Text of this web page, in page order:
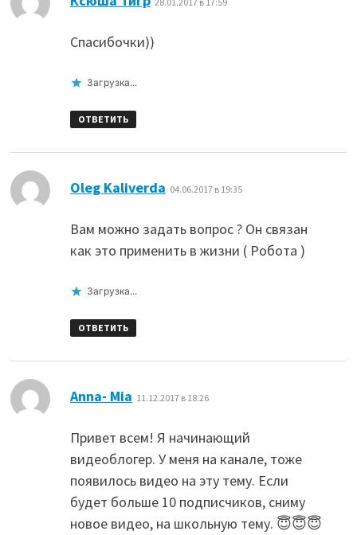
Спасибочки))
Загрузка...
ОТВЕТИТЬ
Oleg Kaliverda 04.06.2017 в 19:35
Вам можно задать вопрос ? Он связан
как это применить в жизни ( Робота )
Загрузка...
ОТВЕТИТЬ
Anna- Mia 11.12.2017 в 18:26
Привет всем! Я начинающий
видеоблогер. У меня на канале, тоже
появилось видео на эту тему. Если
будет больше 10 подписчиков, сниму
новое видео, на школьную тему. 😇😇😇